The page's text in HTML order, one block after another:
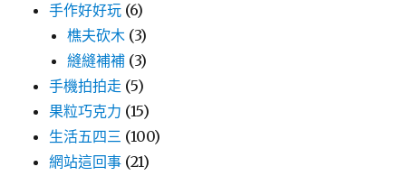
手作好好玩 (6)
樵夫砍木 (3)
縫縫補補 (3)
手機拍拍走 (5)
果粒巧克力 (15)
生活五四三 (100)
網站這回事 (21)